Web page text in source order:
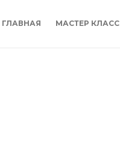
ГЛАВНАЯ МАСТЕР КЛАСС